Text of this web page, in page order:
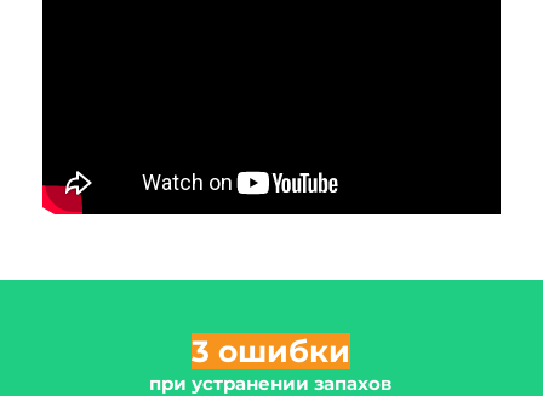
3 ошибки
при устранении запахов